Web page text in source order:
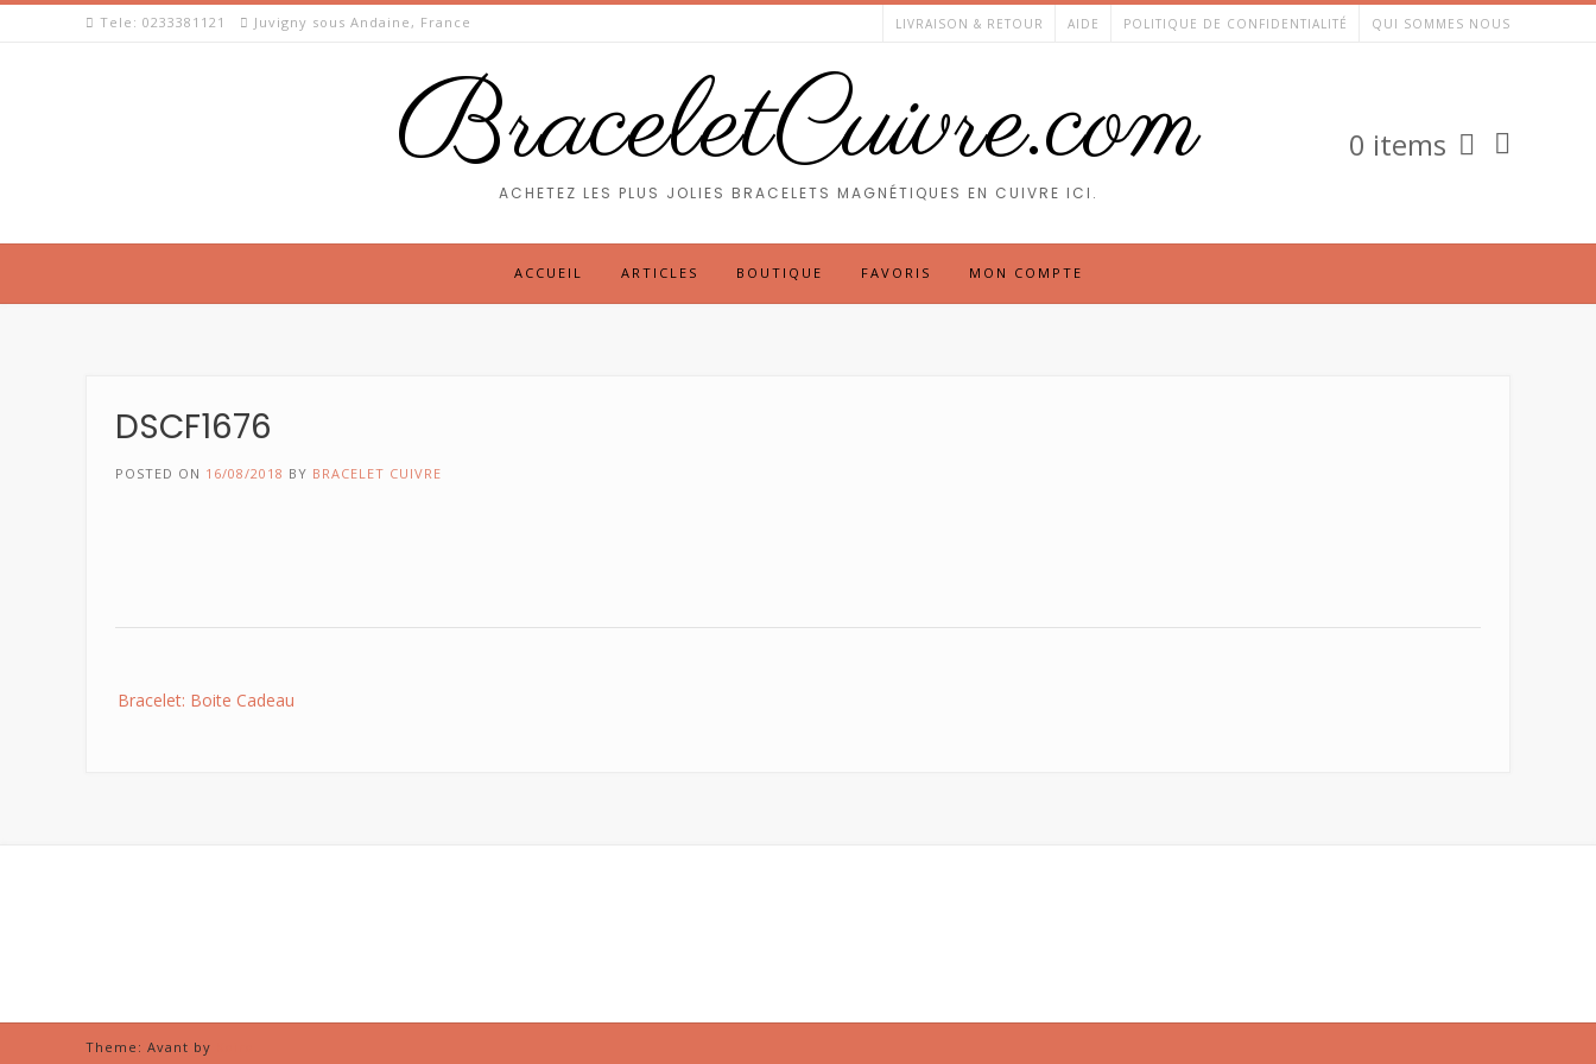
Skip
Tele: 0233381121 Juvigny sous Andaine, France LIVRAISON & RETOUR AIDE POLITIQUE DE CONFIDENTIALITÉ QUI SOMMES NOUS
BraceletCuivre.com
ACHETEZ LES PLUS JOLIES BRACELETS MAGNÉTIQUES EN CUIVRE ICI.
0 items
ACCUEIL ARTICLES BOUTIQUE FAVORIS MON COMPTE
DSCF1676
POSTED ON 16/08/2018 BY BRACELET CUIVRE
navigation
Bracelet: Boite Cadeau
Theme: Avant by